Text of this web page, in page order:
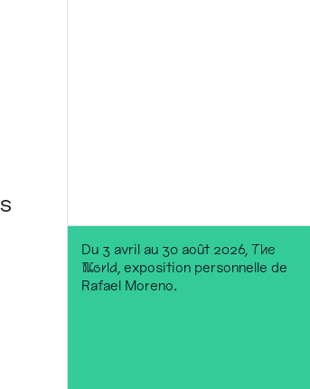
Du 3 avril au 30 août 2026,The
World , exposition personnelle de
Rafael Moreno.